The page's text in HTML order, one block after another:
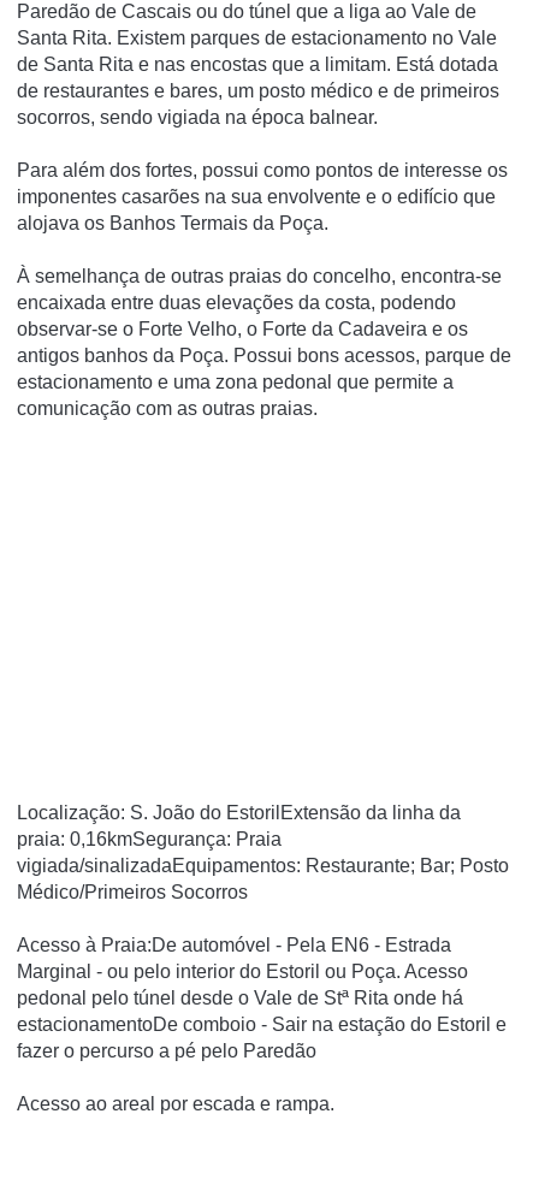
Paredão de Cascais ou do túnel que a liga ao Vale de
Santa Rita. Existem parques de estacionamento no Vale
de Santa Rita e nas encostas que a limitam. Está dotada
de restaurantes e bares, um posto médico e de primeiros
socorros, sendo vigiada na época balnear.
Para além dos fortes, possui como pontos de interesse os
imponentes casarões na sua envolvente e o edifí­cio que
alojava os Banhos Termais da Poça.
À semelhança de outras praias do concelho, encontra-se
encaixada entre duas elevações da costa, podendo
observar-se o Forte Velho, o Forte da Cadaveira e os
antigos banhos da Poça. Possui bons acessos, parque de
estacionamento e uma zona pedonal que permite a
comunicação com as outras praias.
Localização: S. João do EstorilExtensão da linha da
praia: 0,16kmSegurança: Praia
vigiada/sinalizadaEquipamentos: Restaurante; Bar; Posto
Médico/Primeiros Socorros
Acesso à Praia:De automóvel - Pela EN6 - Estrada
Marginal - ou pelo interior do Estoril ou Poça. Acesso
pedonal pelo túnel desde o Vale de Stª Rita onde há
estacionamentoDe comboio - Sair na estação do Estoril e
fazer o percurso a pé pelo Paredão
Acesso ao areal por escada e rampa.